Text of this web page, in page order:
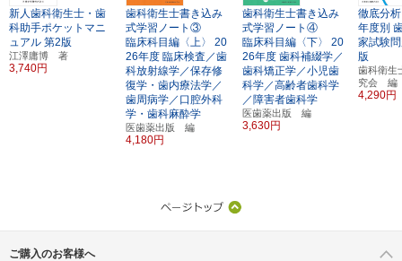
新人歯科衛生士・歯
科助手ポケットマニ
ュアル 第2版
江澤庸博 著
3,740円
歯科衛生士書き込み
式学習ノート③
臨床科目編〈上〉
20
26年度 臨床検査／歯
科放射線学／保存修
復学・歯内療法学／
歯周病学／口腔外科
学・歯科麻酔学
医歯薬出版 編
4,180円
歯科衛生士書き込み
式学習ノート④
臨床科目編〈下〉
20
26年度 歯科補綴学／
歯科矯正学／小児歯
科学／高齢者歯科学
／障害者歯科学
医歯薬出版 編
3,630円
徹底分
年度別
家試験
版
歯科衛生
究会 編
4,290円
ご購入のお客様へ